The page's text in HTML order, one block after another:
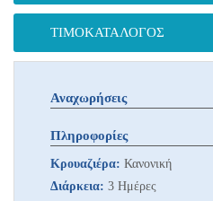
ΤΙΜΟΚΑΤΆΛΟΓΟΣ
Αναχωρήσεις
Πληροφορίες
Κρουαζιέρα: Κανονική
Διάρκεια: 3 Ημέρες